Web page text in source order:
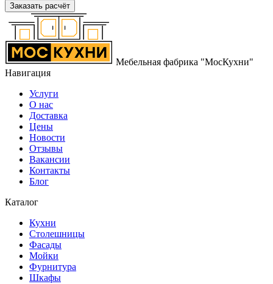
Заказать расчёт
Мебельная фабрика "МосКухни"
Навигация
Услуги
О нас
Доставка
Цены
Новости
Отзывы
Вакансии
Контакты
Блог
Каталог
Кухни
Столешницы
Фасады
Мойки
Фурнитура
Шкафы